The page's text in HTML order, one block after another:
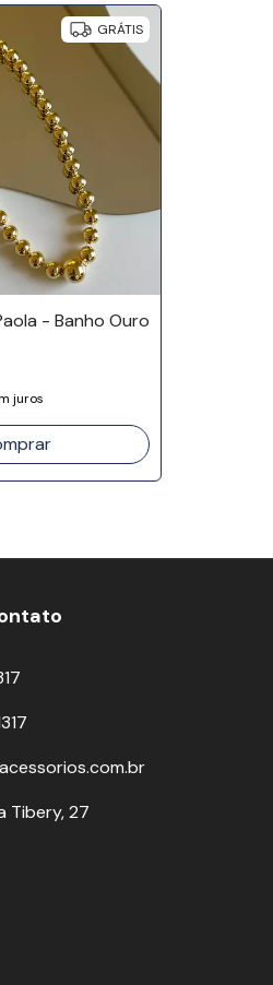
GRÁTIS
- Banho Ouro
juros
Tibery, 27